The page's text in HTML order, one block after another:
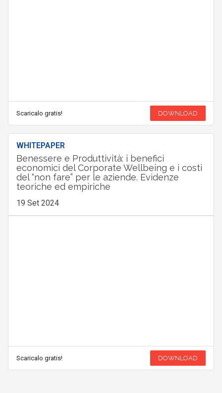
Scaricalo gratis! DOWNLOAD
WHITEPAPER
Benessere e Produttività: i benefici
economici del Corporate Wellbeing e i costi
del “non fare” per le aziende. Evidenze
teoriche ed empiriche
19 Set 2024
Scaricalo gratis! DOWNLOAD